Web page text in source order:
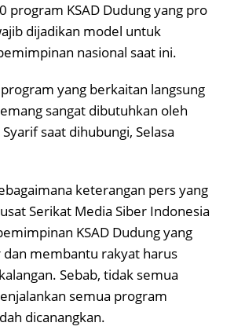
program KSAD Dudung yang pro
dijadikan model untuk
nasional saat ini.
yang berkaitan langsung
sangat dibutuhkan oleh
saat dihubungi, Selasa
keterangan pers yang
Serikat Media Siber Indonesia
KSAD Dudung yang
membantu rakyat harus
Sebab, tidak semua
semua program
dicanangkan.